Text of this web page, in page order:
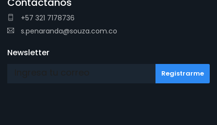
+57 321 7178736
s.penaranda@souza.com.co
Newsletter